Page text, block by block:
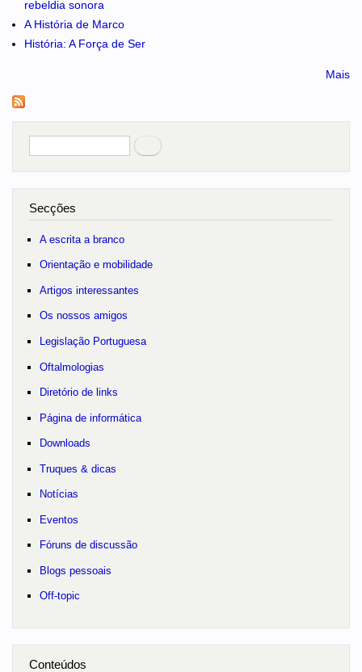
rebeldia sonora
A História de Marco
História: A Força de Ser
Mais
Pesquisar
no portal
Secções
A escrita a branco
Orientação e mobilidade
Artigos interessantes
Os nossos amigos
Legislação Portuguesa
Oftalmologias
Diretório de links
Página de informática
Downloads
Truques & dicas
Notícias
Eventos
Fóruns de discussão
Blogs pessoais
Off-topic
Conteúdos